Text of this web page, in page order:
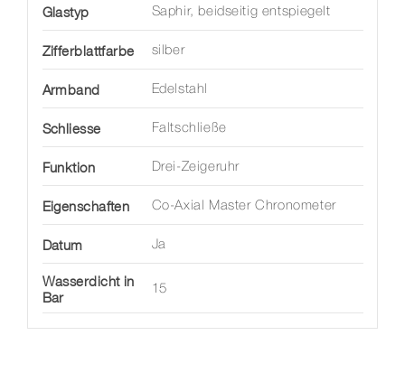
Glastyp Saphir, beidseitig entspiegelt
Zifferblattfarbe silber
Armband Edelstahl
Schliesse Faltschließe
Funktion Drei-Zeigeruhr
Eigenschaften Co-Axial Master Chronometer
Datum Ja
Wasserdicht in
Bar
15